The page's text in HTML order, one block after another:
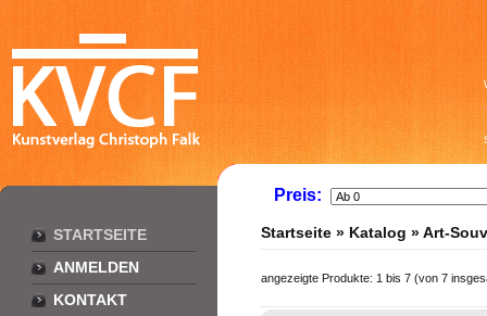
STARTSEITE
ANMELDEN
KONTAKT
Preis:
Startseite » Katalog »Art-
angezeigte Produkte: 1 bis 7 (von 7